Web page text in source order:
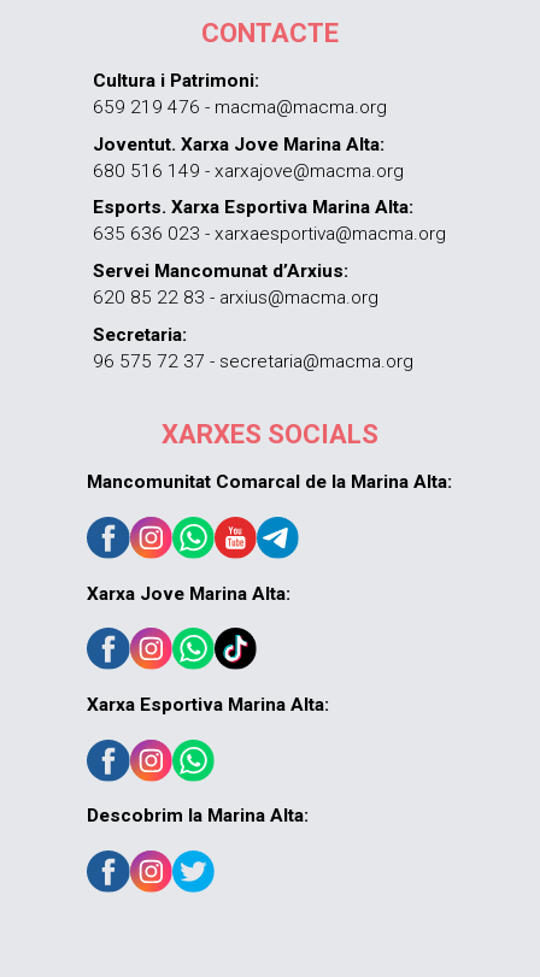
CONTACTE
Cultura i Patrimoni:
659 219 476 - macma@macma.org
Joventut. Xarxa Jove Marina Alta:
680 516 149 - xarxajove@macma.org
Esports. Xarxa Esportiva Marina Alta:
635 636 023 - xarxaesportiva@macma.org
Servei Mancomunat d’Arxius:
620 85 22 83 - arxius@macma.org
Secretaria:
96 575 72 37 - secretaria@macma.org
XARXES SOCIALS
Mancomunitat Comarcal de la Marina Alta:
Xarxa Jove Marina Alta:
Xarxa Esportiva Marina Alta:
Descobrim la Marina Alta: